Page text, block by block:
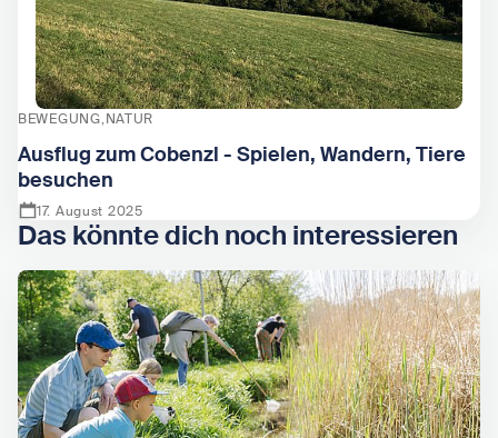
BEWEGUNG NATUR
Ausflug zum Cobenzl - Spielen, Wandern, Tiere
besuchen
17. August 2025
Zeige Ausflug zum Cobenzl - Spielen, Wandern, Tiere
Das könnte dich noch interessieren